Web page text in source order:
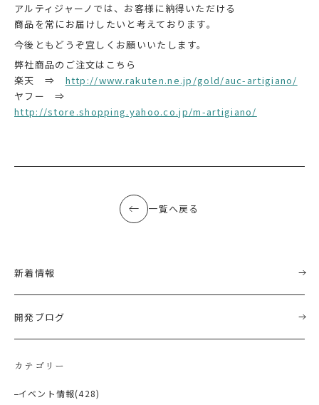
アルティジャーノでは、お客様に納得いただける
商品を常にお届けしたいと考えております。
今後ともどうぞ宜しくお願いいたします。
弊社商品のご注文はこちら
楽天 ⇒ http://www.rakuten.ne.jp/gold/auc-artigiano/
ヤフー ⇒
http://store.shopping.yahoo.co.jp/m-artigiano/
一覧へ戻る
新着情報
開発ブログ
カテゴリー
イベント情報(428)